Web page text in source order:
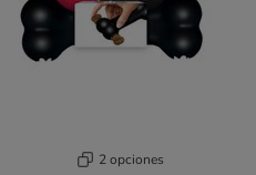
2 opciones